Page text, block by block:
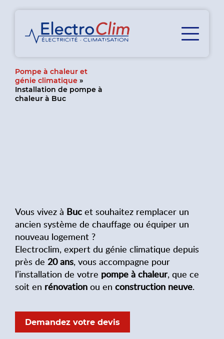
Pompe à chaleur et
génie climatique »
Installation de pompe à
chaleur à Buc
Vous vivez à Buc et souhaitez remplacer un
ancien système de chauffage ou équiper un
nouveau logement ?
Electroclim, expert du génie climatique depuis
près de 20 ans, vous accompagne pour
l’installation de votre pompe à chaleur, que ce
soit en rénovation ou en construction neuve.
Demandez votre devis